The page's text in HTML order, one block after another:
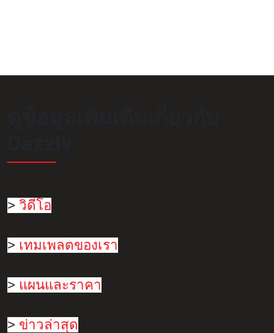
> วิดีโอ
> เทมเพลตของเรา
> แผนและราคา
> ข่าวล่าสุด